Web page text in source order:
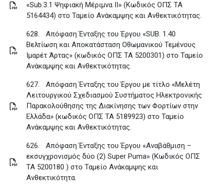
«Sub.3.1 Ψηφιακή Μέριμνα ΙΙ» (Κωδικός ΟΠΣ ΤΑ
5164434) στο Ταμείο Ανάκαμψης και Ανθεκτικότητας.
628.
Απόφαση Ένταξης του Έργου «SUB. 1.40
Βελτίωση και Αποκατάσταση Οθωμανικού Τεμένους
Ιμαρέτ Άρτας» (κωδικός ΟΠΣ ΤΑ 5200301) στο Ταμείο
Ανάκαμψης και Ανθεκτικότητας.
627.
Απόφαση Ένταξης του Έργου με τίτλο «Μελέτη
Λειτουργικού Σχεδιασμού Συστήματος Ηλεκτρονικής
Παρακολούθησης της Διακίνησης των Φορτίων στην
Ελλάδα» (κωδικός ΟΠΣ ΤΑ 5189923) στο Ταμείο
Ανάκαμψης και Ανθεκτικότητας.
626.
Απόφαση Ένταξης του Έργου «Αναβάθμιση –
εκσυγχρονισμός δύο (2) Super Puma» (Κωδικός ΟΠΣ
ΤΑ 5200180 ) στο Ταμείο Ανάκαμψης και
Ανθεκτικότητα.